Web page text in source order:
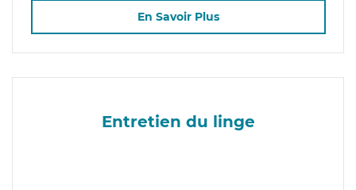
En Savoir Plus
Entretien du linge